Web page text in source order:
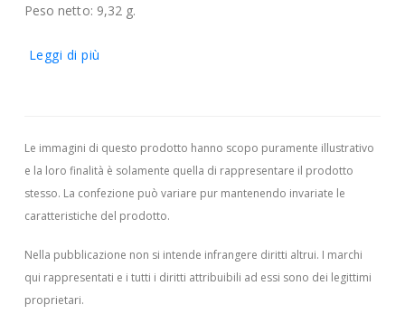
Peso netto: 9,32 g.
Leggi di più
Le immagini di questo prodotto hanno scopo puramente illustrativo
e la loro finalità è solamente quella di rappresentare il prodotto
stesso. La confezione può variare pur mantenendo invariate le
caratteristiche del prodotto.
Nella pubblicazione non si intende infrangere diritti altrui. I marchi
qui rappresentati e i tutti i diritti attribuibili ad essi sono dei legittimi
proprietari.